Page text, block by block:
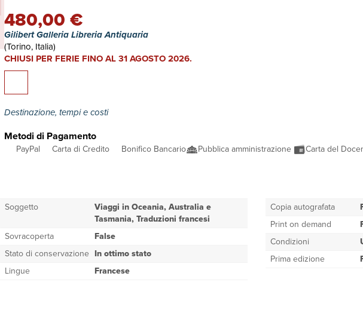
480,00 €
Gilibert Galleria Libreria Antiquaria
(Torino, Italia)
CHIUSI PER FERIE FINO AL 31 AGOSTO 2026.
Destinazione, tempi e costi
Metodi di Pagamento
PayPal Carta di Credito Bonifico Bancario Pubblica amministrazione Carta del
Soggetto
Viaggi in Oceania, Australia e
Tasmania, Traduzioni francesi
Sovracoperta
False
Stato di conservazione In ottimo stato
Lingue
Francese
Copia autografata
Print on demand
Condizioni
Prima edizione